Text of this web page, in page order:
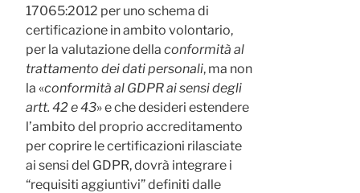
17065:2012 per uno schema di
certificazione in ambito volontario,
per la valutazione della conformità al
trattamento dei dati personali, ma non
la «conformità al GDPR ai sensi degli
artt. 42 e 43» e che desideri estendere
l’ambito del proprio accreditamento
per coprire le certificazioni rilasciate
ai sensi del GDPR, dovrà integrare i
“requisiti aggiuntivi” definiti dalle